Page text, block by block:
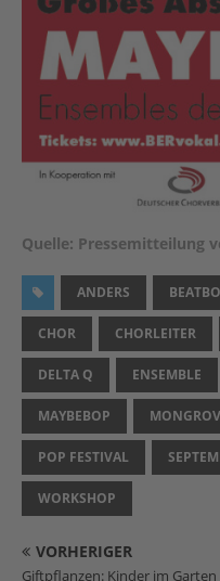
Quelle: Pressemitteilung
ANDERS
CHOR CHORLEITER
DELTA Q ENSEMBLE
MAYBEBOP
POP FESTIVAL
WORKSHOP
VORHERIGER
Giftpflanzen: Kinder im